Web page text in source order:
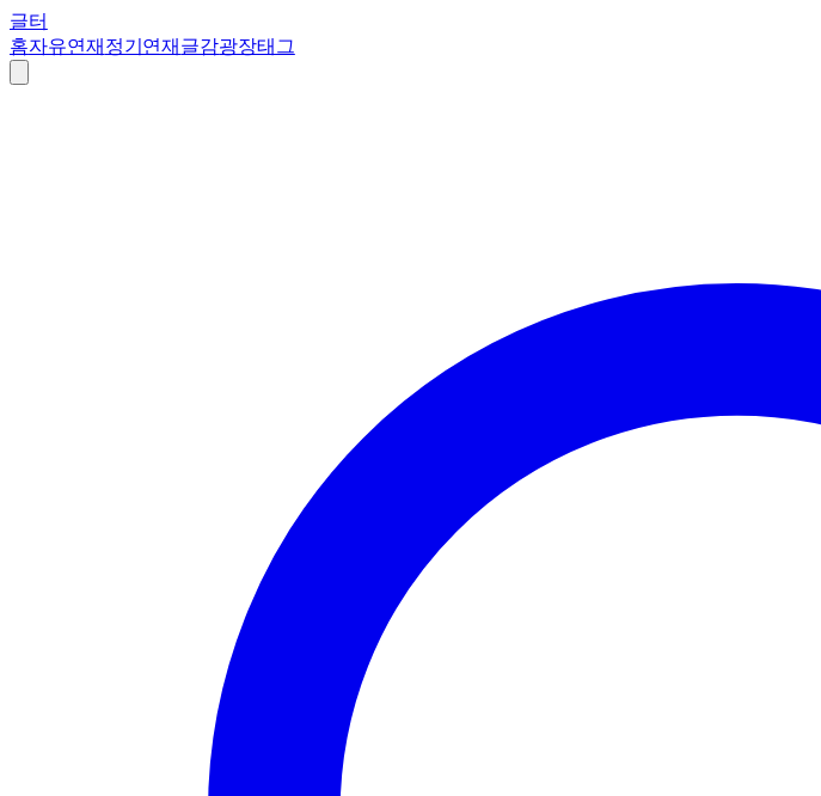
글터
홈자유연재 정기연재 글감광장태그